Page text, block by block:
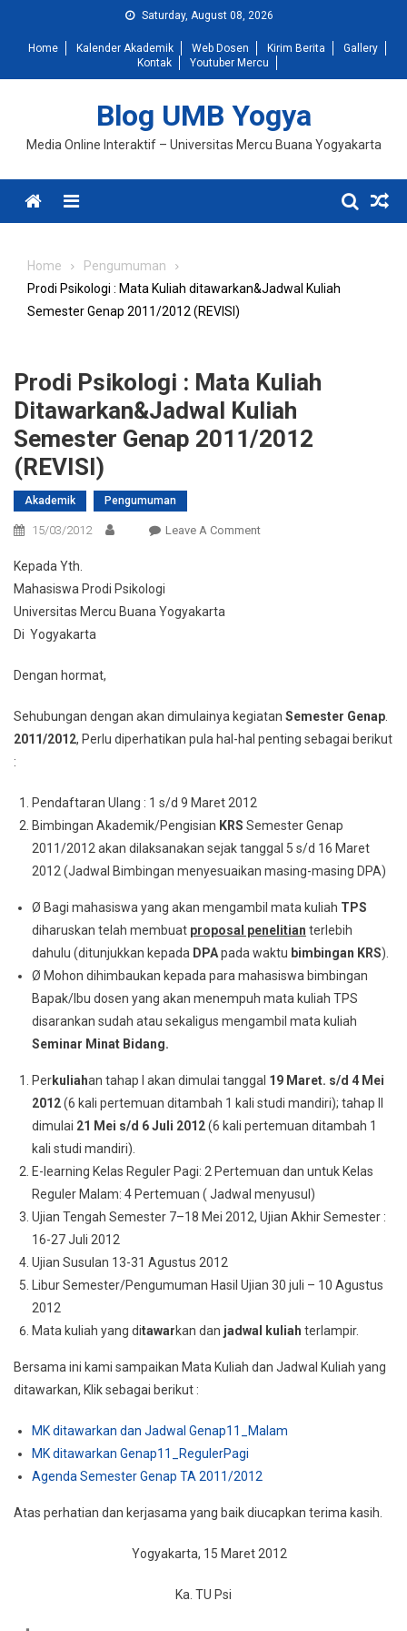
content
Saturday, August 08, 2026
Home Kalender Akademik Web Dosen Kirim Berita
Gallery
Kontak
Youtuber Mercu
Blog UMB Yogya
Media Online Interaktif – Universitas Mercu Buana Yogyakarta
Menu
Home
Pengumuman
Prodi Psikologi : Mata Kuliah ditawarkan&Jadwal Kuliah
Semester Genap 2011/2012 (REVISI)
Prodi Psikologi : Mata Kuliah
Ditawarkan&Jadwal Kuliah
Semester Genap 2011/2012
(REVISI)
Akademik Pengumuman
15/03/2012 Leave A CommentOn
Genap
2011/2012
Kepada Yth.
Mahasiswa Prodi Psikologi
Universitas Mercu Buana Yogyakarta
Di Yogyakarta
Dengan hormat,
Sehubungan dengan akan dimulainya kegiatan Semester Genap
2011/2012, Perlu diperhatikan pula hal-hal penting sebagai berikut
:
Pendaftaran Ulang : 1 s/d 9 Maret 2012
Bimbingan Akademik/Pengisian KRS Semester Genap
2011/2012 akan dilaksanakan sejak tanggal 5 s/d 16 Maret
2012 (Jadwal Bimbingan menyesuaikan masing-masing DPA)
Ø Bagi mahasiswa yang akan mengambil mata kuliah TPS
diharuskan telah membuat proposal penelitian terlebih
dahulu (ditunjukkan kepada DPApada waktu bimbingan KRS).
Ø Mohon dihimbaukan kepada para mahasiswa bimbingan
Bapak/Ibu dosen yang akan menempuh mata kuliah TPS
disarankan sudah atau sekaligus mengambil mata kuliah
Seminar Minat Bidang.
Perkuliahan tahap I akan dimulai tanggal 19 Maret. s/d 4 Mei
2012(6 kali pertemuan ditambah 1 kali studi mandiri); tahap II
dimulai 21 Mei s/d 6 Juli 2012(6 kali pertemuan ditambah 1
kali studi mandiri).
E-learning Kelas Reguler Pagi: 2 Pertemuan dan untuk Kelas
Reguler Malam: 4 Pertemuan ( Jadwal menyusul)
Ujian Tengah Semester 7–18 Mei 2012, Ujian Akhir Semester :
16-27 Juli 2012
Ujian Susulan 13-31 Agustus 2012
Libur Semester/Pengumuman Hasil Ujian 30 juli – 10 Agustus
2012
Mata kuliah yang ditawarkan dan jadwal kuliah terlampir.
Bersama ini kami sampaikan Mata Kuliah dan Jadwal Kuliah yang
ditawarkan, Klik sebagai berikut :
MK ditawarkan dan Jadwal Genap11_Malam
MK ditawarkan Genap11_RegulerPagi
Agenda Semester Genap TA 2011/2012
Atas perhatian dan kerjasama yang baik diucapkan terima kasih.
Yogyakarta, 15 Maret 2012
Ka. TU Psi